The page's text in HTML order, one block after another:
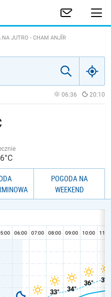
NA JUTRO - CHAM ANJĪR
06:36 20:10
POGODA NA
WEEKEND